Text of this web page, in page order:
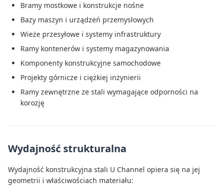
Bramy mostkowe i konstrukcje nośne
Bazy maszyn i urządzeń przemysłowych
Wieże przesyłowe i systemy infrastruktury
Ramy kontenerów i systemy magazynowania
Komponenty konstrukcyjne samochodowe
Projekty górnicze i ciężkiej inżynierii
Ramy zewnętrzne ze stali wymagające odporności na
korozję
Wydajność strukturalna
Wydajność konstrukcyjna stali U Channel opiera się na jej
geometrii i właściwościach materiału: